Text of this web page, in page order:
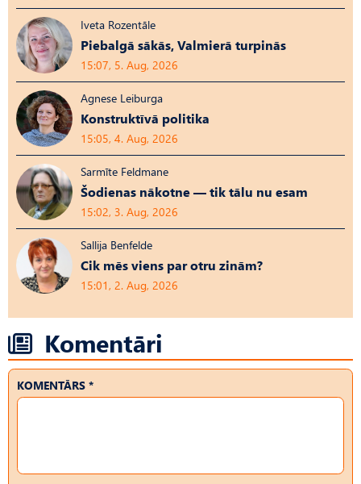
Iveta Rozentāle
Piebalgā sākās, Valmierā turpinās
15:07, 5. Aug, 2026
Agnese Leiburga
Konstruktīvā politika
15:05, 4. Aug, 2026
Sarmīte Feldmane
Šodienas nākotne — tik tālu nu esam
15:02, 3. Aug, 2026
Sallija Benfelde
Cik mēs viens par otru zinām?
15:01, 2. Aug, 2026
Komentāri
KOMENTĀRS *